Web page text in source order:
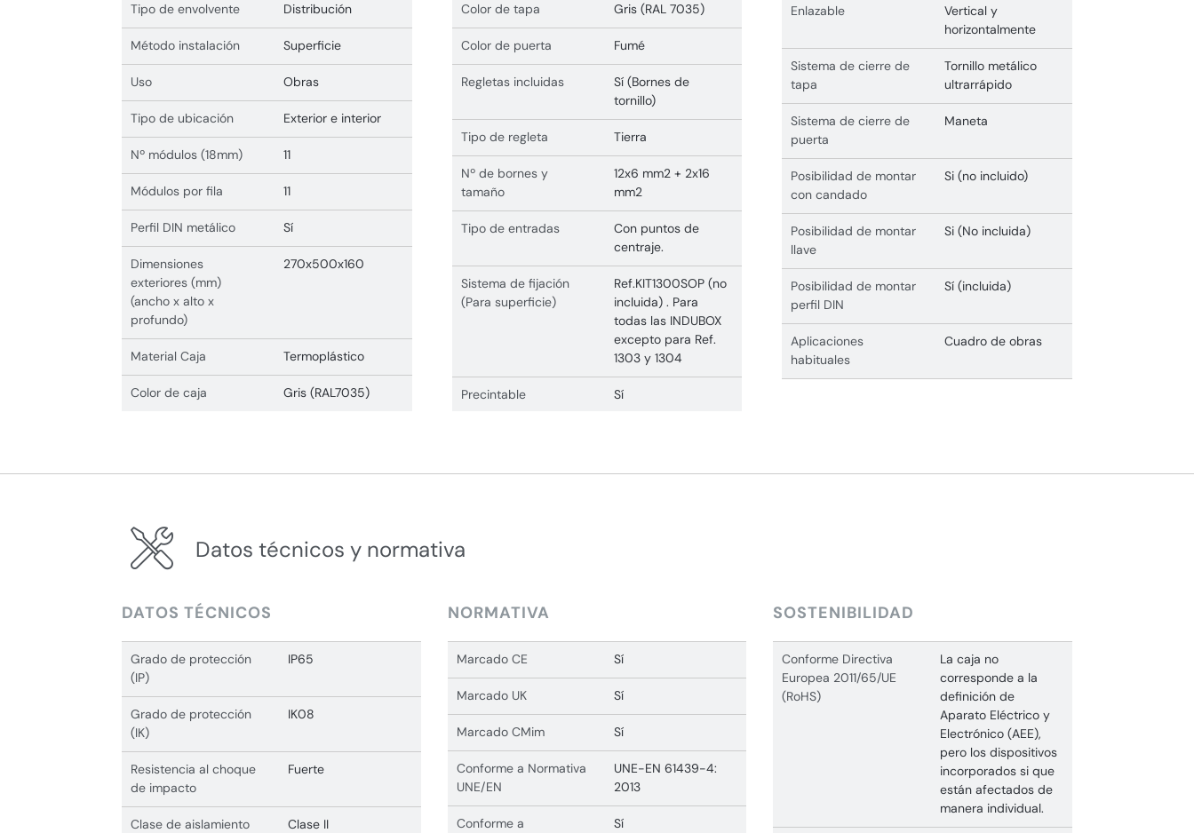
Tipo de envolvente Distribución
Método instalación Superficie
Uso Obras
Tipo de ubicación Exterior e interior
Nº módulos (18mm) 11
Módulos por fila 11
Perfil DIN metálico Sí
Dimensiones
exteriores (mm)
(ancho x alto x
profundo)
270x500x160
Material Caja Termoplástico
Color de caja Gris (RAL7035)
Color de tapa Gris (RAL 7035)
Color de puerta Fumé
Regletas incluidas
Sí (Bornes de
tornillo)
Tipo de regleta Tierra
Nº de bornes y
tamaño
12x6 mm2 + 2x16
mm2
Tipo de entradas
Con puntos de
centraje.
Sistema de fijación
(Para superficie)
Ref.KIT1300SOP (no
incluida) . Para
todas las INDUBOX
excepto para Ref.
1303 y 1304
Precintable Sí
Enlazable
Vertical y
horizontalmente
Sistema de cierre de
tapa
Tornillo metálico
ultrarrápido
Sistema de cierre de
puerta
Maneta
Posibilidad de montar
con candado
Si (no incluido)
Posibilidad de montar
llave
Si (No incluida)
Posibilidad de montar
perfil DIN
Sí (incluida)
Aplicaciones
habituales
Cuadro de obras
Datos técnicos y normativa
DATOS TÉCNICOS
Grado de protección
(IP)
IP65
Grado de protección
(IK)
IK08
Resistencia al choque
de impacto
Fuerte
Clase de aislamiento Clase II
NORMATIVA
Marcado CE Sí
Marcado UK Sí
Marcado CMim Sí
Conforme a Normativa
UNE/EN
UNE-EN 61439-4:
2013
Conforme a
Sí
SOSTENIBILIDAD
Conforme Directiva
Europea 2011/65/UE
(RoHS)
La caja no
corresponde a la
definición de
Aparato Eléctrico y
Electrónico (AEE),
pero los dispositivos
incorporados si que
están afectados de
manera individual.